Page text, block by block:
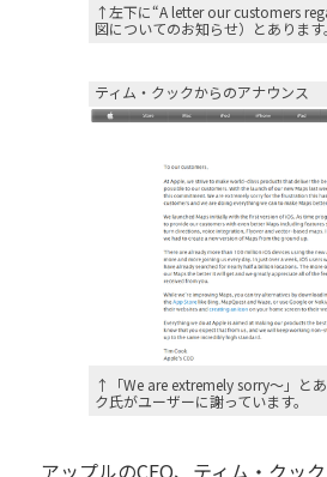
↑左下に“A letter our customers
図についてのお知らせ）とあります。
ティム・クックからのアナウンス
↑「We are extremely sorry～」と
ク氏がユーザーに謝っています。
アップルのCEO、ティム・クッ